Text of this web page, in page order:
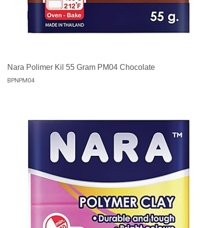
Nara Polimer Kil 55 Gram PM04 Chocolate
BPNPM04